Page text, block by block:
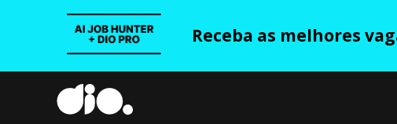
Receba as melhores